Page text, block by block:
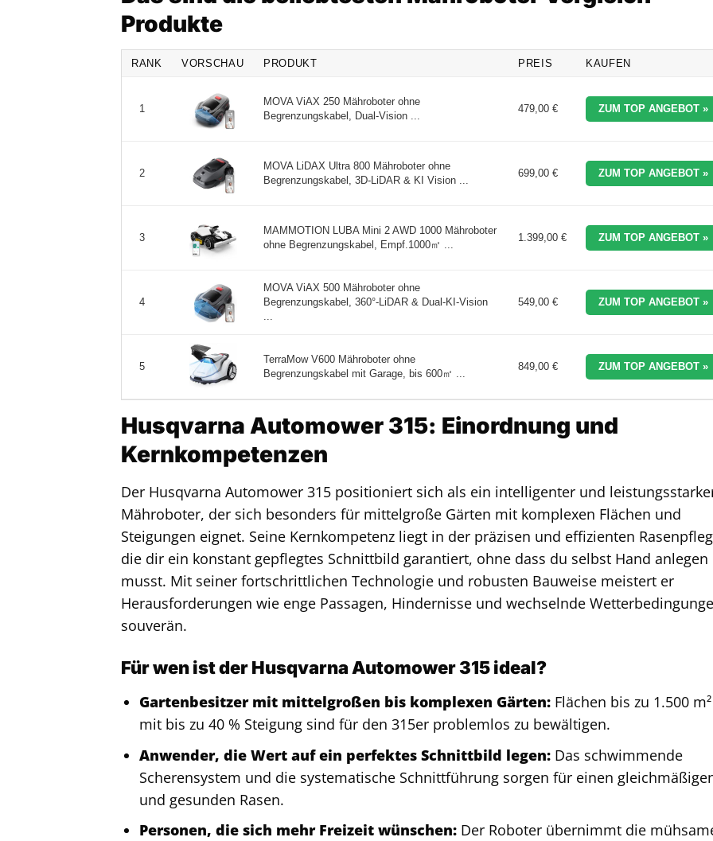
Produkte
RANK VORSCHAU PRODUKT PREIS KAUFEN
1
MOVA ViAX 250 Mähroboter ohne
Begrenzungskabel, Dual-Vision ...
479,00 € ZUM TOP ANGEBOT »
2
MOVA LiDAX Ultra 800 Mähroboter ohne
Begrenzungskabel, 3D-LiDAR & KI Vision ...
699,00 € ZUM TOP ANGEBOT »
3
MAMMOTION LUBA Mini 2 AWD 1000 Mähroboter
ohne Begrenzungskabel, Empf.1000㎡ ...
1.399,00 € ZUM TOP ANGEBOT »
4
MOVA ViAX 500 Mähroboter ohne
Begrenzungskabel, 360°-LiDAR & Dual-KI-Vision
...
549,00 € ZUM TOP ANGEBOT »
5
TerraMow V600 Mähroboter ohne
Begrenzungskabel mit Garage, bis 600㎡ ...
849,00 € ZUM TOP ANGEBOT »
Husqvarna Automower 315: Einordnung und
Kernkompetenzen
Der Husqvarna Automower 315 positioniert sich als ein intelligenter und
Mähroboter, der sich besonders für mittelgroße Gärten mit komplexen Flächen und
Steigungen eignet. Seine Kernkompetenz liegt in der präzisen und effizienten
die dir ein konstant gepflegtes Schnittbild garantiert, ohne dass du selbst Hand anlegen
musst. Mit seiner fortschrittlichen Technologie und robusten Bauweise meistert er
Herausforderungen wie enge Passagen, Hindernisse und wechselnde
souverän.
Für wen ist der Husqvarna Automower 315 ideal?
Gartenbesitzer mit mittelgroßen bis komplexen Gärten:Flächen bis zu 1.500 m²
mit bis zu 40 % Steigung sind für den 315er problemlos zu bewältigen.
Anwender, die Wert auf ein perfektes Schnittbild legen:Das schwimmende
Scherensystem und die systematische Schnittführung sorgen für einen
und gesunden Rasen.
Personen, die sich mehr Freizeit wünschen:Der Roboter übernimmt die